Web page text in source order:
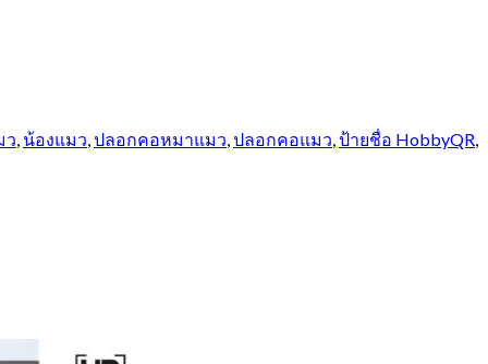
ว น้องแมว ปลอกคอหมาแมว ปลอกคอแมว ป้ายชื่อ HobbyQR